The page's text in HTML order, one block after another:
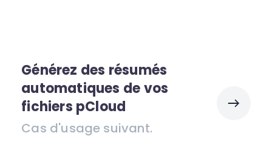
Générez des résumés
automatiques de vos
fichiers pCloud
Cas d'usage suivant.